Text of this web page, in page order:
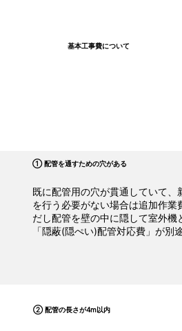
基本工事費について
既に配管用の穴が貫通していて、
を行う必要がない場合は追加作業
だし配管を壁の中に隠して室外機
「隠蔽(隠ぺい)配管対応費」が別
① 配管を通すための穴がある
② 配管の長さが4m以内